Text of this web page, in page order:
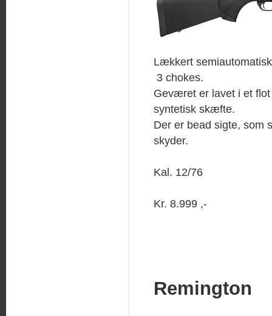
Lækkert
3 chokes.
Geværet er lavet i et
syntetisk skæfte.
Der er bead sigte, som
skyder.
Kal. 12/76
Kr. 8.999 ,-
Remington